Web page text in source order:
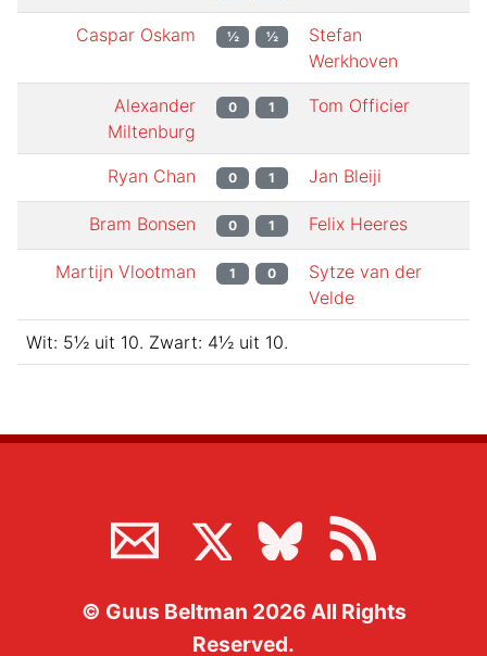
Caspar Oskam ½ ½
Stefan
Werkhoven
Alexander
Miltenburg
0 1 Tom Officier
Ryan Chan 0 1 Jan Bleiji
Bram Bonsen 0 1 Felix Heeres
Martijn Vlootman 1 0
Sytze van der
Velde
Wit: 5½ uit 10. Zwart: 4½ uit 10.
© Guus Beltman 2026 All Rights
Reserved.